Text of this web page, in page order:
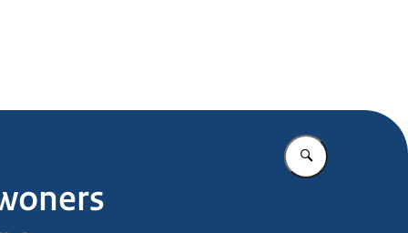
Vul in wat u